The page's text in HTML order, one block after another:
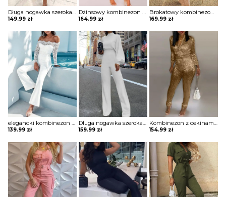
Długa nogawka szeroka krótki rękaw dekolt V kołnierzyk bez wzoru ściągacz elegancki luźny lato kombinezon Ladislava
149.99 zł
Dżinsowy kombinezon bez rękawów z guzikami i kieszeniami Caryn
164.99 zł
Brokatowy kombinezon bez rękawów z okrągłym dekoltem i cekinami Tammera
169.99 zł
elegancki kombinezon z szerokimi nogawkami i koronkowymi rękawami romper Alaina
139.99 zł
Długa nogawka szeroka długi rękaw bufki dekolt prosty luźny wiązanie elegancki kombinezon Rasa
159.99 zł
Kombinezon z cekinami zapinany na zamek i wiązany w talii Assel
154.99 zł